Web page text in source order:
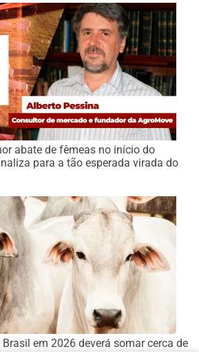
abate de fêmeas no início do
para a tão esperada virada do
Brasil em 2026 deverá somar cerca de